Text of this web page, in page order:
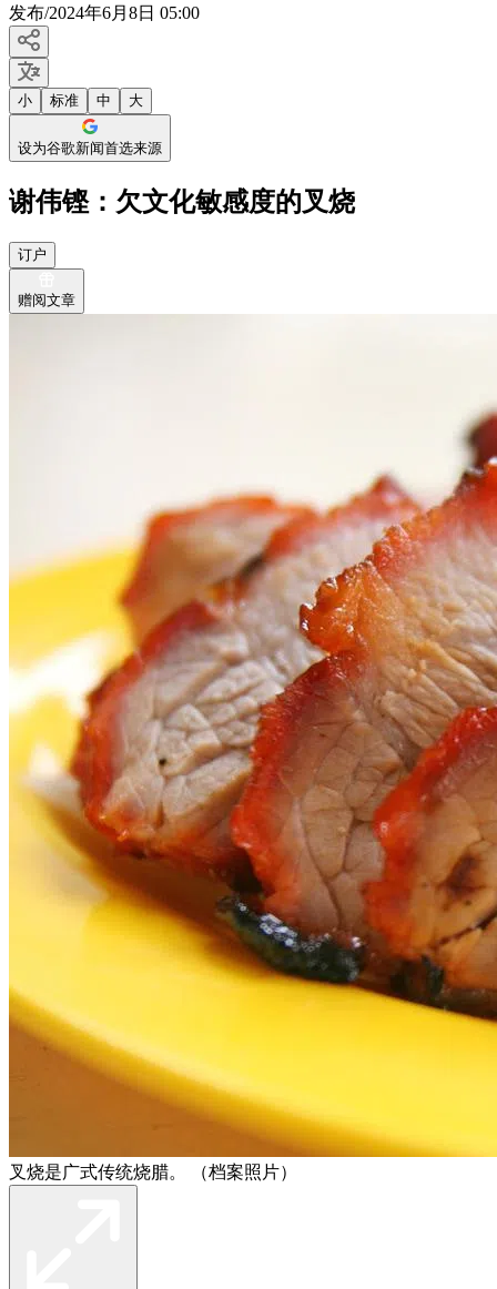
发布/2024年6月8日 05:00
小 标准 中 大
设为谷歌新闻首选来源
谢伟铿：欠文化敏感度的叉烧
订户
赠阅文章
叉烧是广式传统烧腊。 （档案照片）